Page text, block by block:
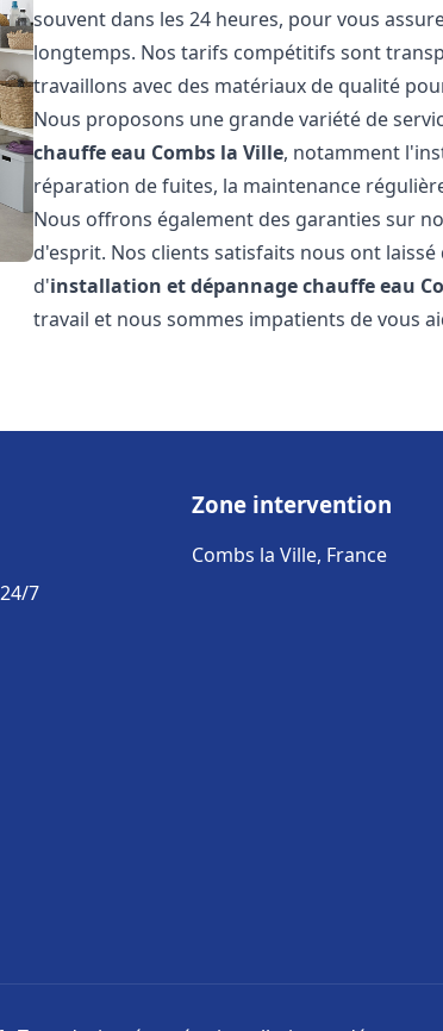
souvent dans les 24 heures, pour vous
longtemps. Nos tarifs compétitifs sont
travaillons avec des matériaux de qualité
Nous proposons une grande variété de
chauffe eau Combs la Ville, notamment
réparation de fuites, la maintenance
Nous offrons également des garanties sur
d'esprit. Nos clients satisfaits nous ont
d'installation et dépannage chauffe eau
travail et nous sommes impatients de vous
7
Zone intervention
Combs la Ville, France